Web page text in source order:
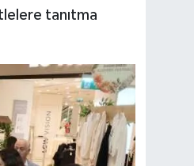
tanıtma